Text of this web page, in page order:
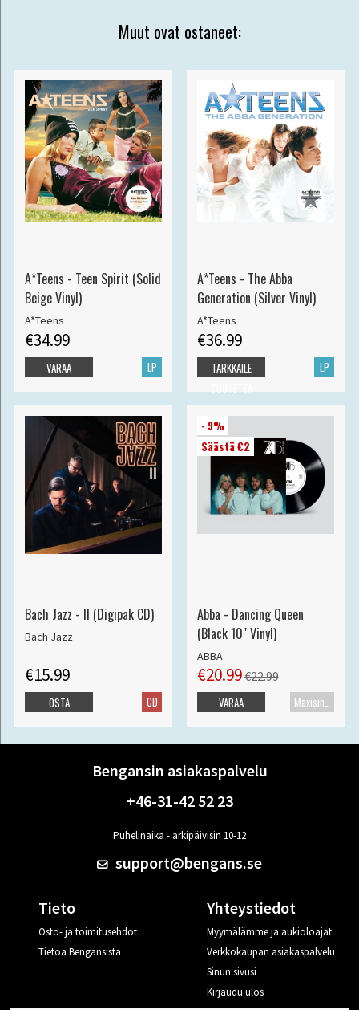
Muut ovat ostaneet:
A*Teens - Teen Spirit (Solid
Beige Vinyl)
A*Teens
€34.99
LP
VARAA
A*Teens - The Abba
Generation (Silver Vinyl)
A*Teens
€36.99
LP
TARKKAILE
Bach Jazz - II (Digipak CD)
Bach Jazz
€15.99
CD
OSTA
- 9%
Säästä €2
Abba - Dancing Queen
(Black 10" Vinyl)
ABBA
€20.99€22.99
Maxisingle
VARAA
Bengansin asiakaspalvelu
+46-31-42 52 23
Puhelinaika - arkipäivisin 10-12
support@bengans.se
Tieto
Osto- ja toimitusehdot
Tietoa Bengansista
Yhteystiedot
Myymälämme ja aukioloajat
Verkkokaupan asiakaspalvelu
Sinun sivusi
Kirjaudu ulos